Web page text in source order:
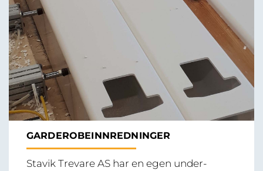
GARDEROBEINNREDNINGER
Stavik Trevare AS har en egen under-